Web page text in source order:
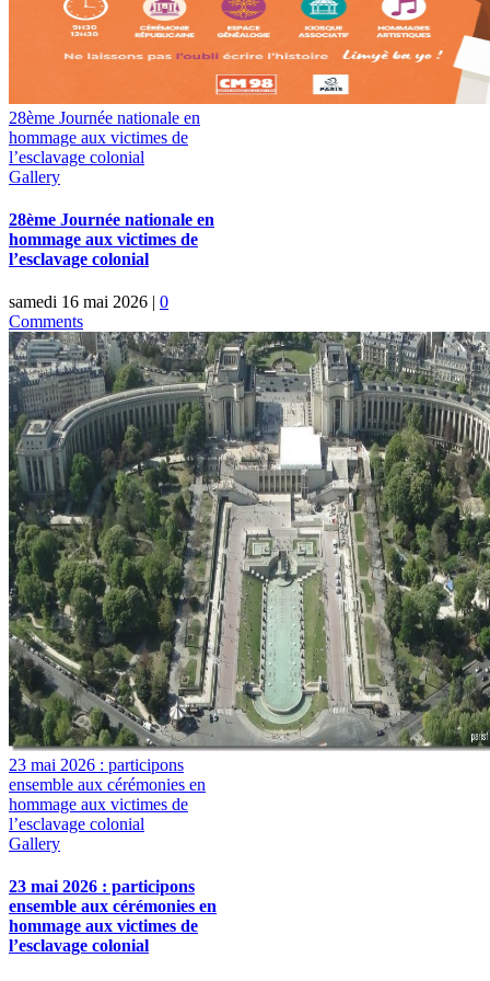
28ème Journée nationale en
hommage aux victimes de
l’esclavage colonial
Gallery
28ème Journée nationale en
hommage aux victimes de
l’esclavage colonial
samedi 16 mai 2026 | 0
Comments
23 mai 2026 : participons
ensemble aux cérémonies en
hommage aux victimes de
l’esclavage colonial
Gallery
23 mai 2026 : participons
ensemble aux cérémonies en
hommage aux victimes de
l’esclavage colonial